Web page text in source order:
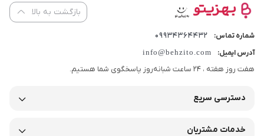
بازگشت به بالا
شماره تماس: 09934364432
آدرس ایمیل: info@behzito.com
هفت روز هفته ، 24 ساعت شبانه‌روز پاسخگوی شما هستیم.
دسترسی سریع
خدمات مشتریان